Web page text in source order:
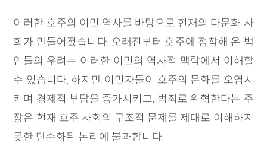
이러한 호주의 이민 역사를 바탕으로 현재의 다문화 사
회가 만들어졌습니다. 오래전부터 호주에 정착해 온 백
인들의 우려는 이러한 이민의 역사적 맥락에서 이해할
수 있습니다. 하지만 이민자들이 호주의 문화를 오염시
키며 경제적 부담을 증가시키고, 범죄로 위협한다는 주
장은 현재 호주 사회의 구조적 문제를 제대로 이해하지
못한 단순화된 논리에 불과합니다.